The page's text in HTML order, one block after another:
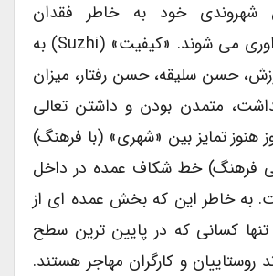
شهروندی خود به خاطر فقدان
«کیفیت»شان داوری می شوند. «کیفیت» (suzhi) به
حسن سلیقه، حسن رفتار، میزان
متمدن بودن و داشتن تعالی
تمایز بین «شهری» (با فرهنگ)
فرهنگ) خط شکاف عمده در داخل
خاطر این که بخش عمده ای از
کسانی که در پایین ترین سطح
روستاییان و کارگران مهاجر هستند.